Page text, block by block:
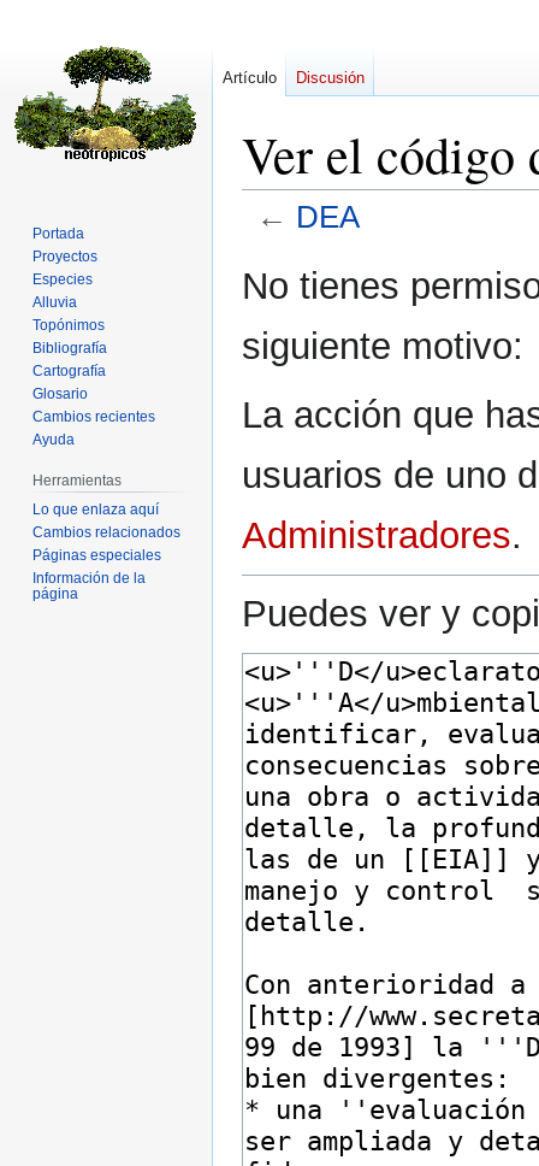
Ver el código
← DEA
a
navegación
a
búsqueda
No tienes
siguiente motivo:
La acción que
usuarios de uno
Administradores.
Puedes ver y
Artículo Discusión
Portada
Proyectos
Especies
Alluvia
Topónimos
Bibliografía
Cartografía
Glosario
Cambios recientes
Ayuda
Herramientas
Lo que enlaza aquí
Cambios relacionados
Páginas especiales
Información de la
página